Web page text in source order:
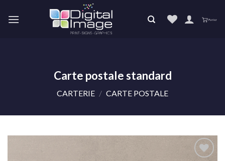
Carte postale standard
CARTERIE / CARTE POSTALE